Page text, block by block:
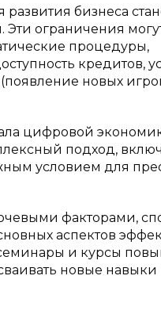
бизнеса
ограничения
процедуры,
кредитов,
новых
цифровой
подход,
условием для
факторами,
аспектов
семинары и курсы
новые